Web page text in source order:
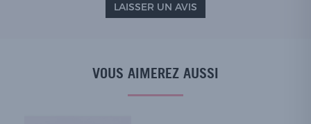
LAISSER UN AVIS
VOUS AIMEREZ AUSSI